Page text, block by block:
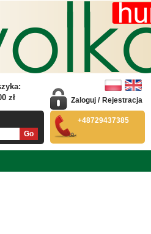
zł Zaloguj / Rejestracja
+48729437385